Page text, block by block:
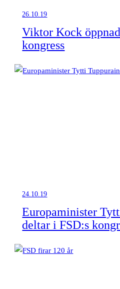
26.10.19
Viktor Kock
kongress
24.10.19
Europaminister
deltar i FSD:s